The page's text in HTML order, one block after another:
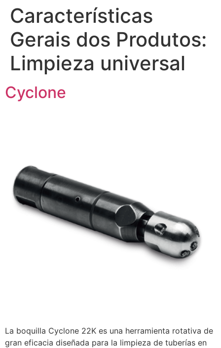
Características
Gerais dos Produtos:
Limpieza universal
Cyclone
La boquilla Cyclone 22K es una herramienta rotativa de
gran eficacia diseñada para la limpieza de tuberías en